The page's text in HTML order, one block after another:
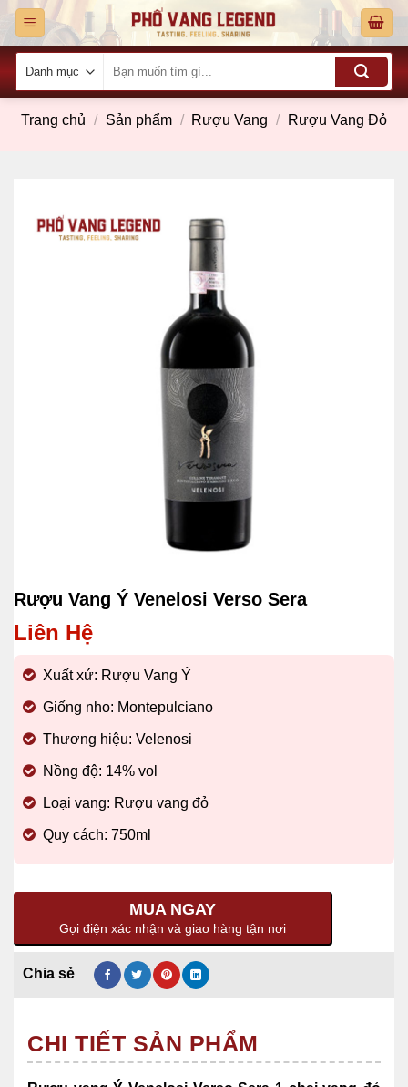
Skip
content
kiếm:
Trang chủ / Sản phẩm / Rượu Vang / Rượu Vang Đỏ
Rượu Vang Ý Venelosi Verso Sera
Liên Hệ
Xuất xứ: Rượu Vang Ý
Giống nho: Montepulciano
Thương hiệu: Velenosi
Nồng độ: 14% vol
Loại vang: Rượu vang đỏ
Quy cách: 750ml
MUA NGAY
Gọi điện xác nhận và giao hàng tận nơi
CHI TIẾT SẢN PHẨM